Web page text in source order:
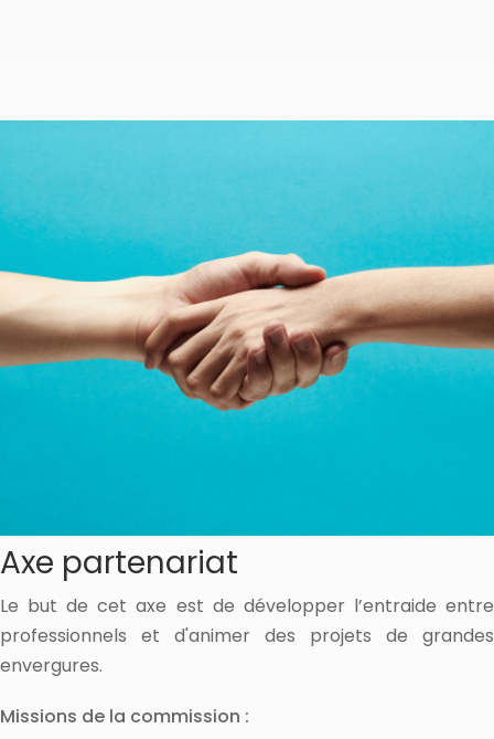
Axe partenariat
Le but de cet axe est de développer l’entraide entre
professionnels et d'animer des projets de grandes
envergures.
Missions de la commission :